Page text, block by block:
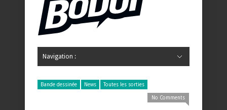
Navigation :
Bande dessinée News Toutes les sorties
No Comments